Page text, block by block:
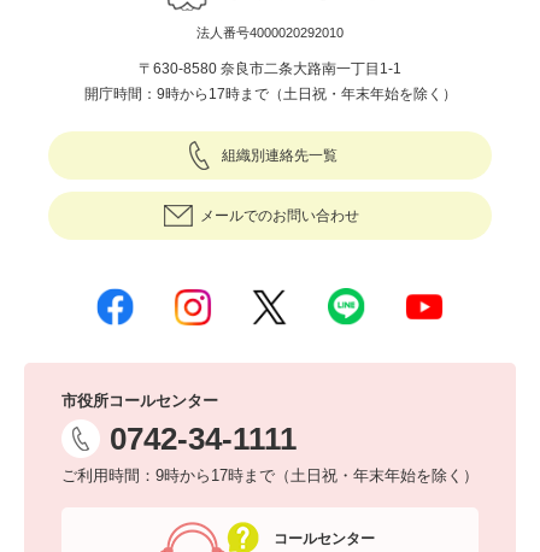
法人番号4000020292010
〒630-8580 奈良市二条大路南一丁目1-1
開庁時間：9時から17時まで（土日祝・年末年始を除く）
組織別連絡先一覧
メールでのお問い合わせ
市役所コールセンター
0742-34-1111
ご利用時間：9時から17時まで（土日祝・年末年始を除く）
コールセンター